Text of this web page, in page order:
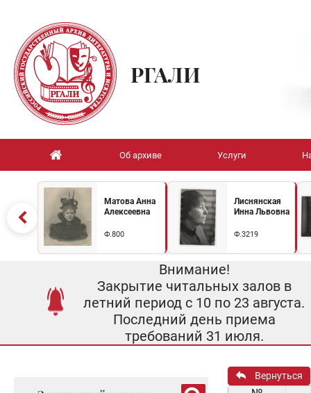
РГАЛИ
Об архиве Услуги
Матова Анна
Алексеевна
Ф.800
Лиснянская
Инна Львовна
Ф.3219
Внимание!
Закрытие читальных залов в
летний период с 10 по 23 августа.
Последний день приема
требований 31 июля.
Вернуться